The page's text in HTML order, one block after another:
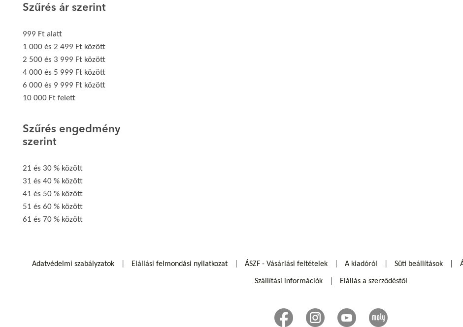
Szűrés ár szerint
999 Ft alatt
1 000 és 2 499 Ft között
2 500 és 3 999 Ft között
4 000 és 5 999 Ft között
6 000 és 9 999 Ft között
10 000 Ft felett
Szűrés engedmény
szerint
21 és 30 % között
31 és 40 % között
41 és 50 % között
51 és 60 % között
61 és 70 % között
Adatvédelmi szabályzatok Elállási felmondási nyilatkozat ÁSZF - Vásárlási feltételek A kiadóról Süti beállítások
Szállítási információk Elállás a szerződéstől